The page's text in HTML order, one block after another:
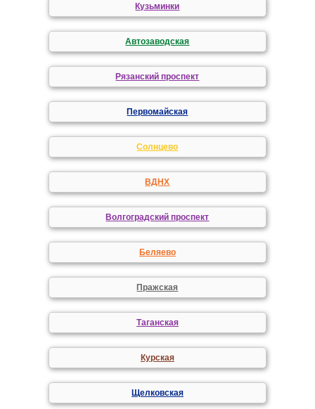
Кузьминки
Автозаводская
Рязанский проспект
Первомайская
Солнцево
ВДНХ
Волгоградский проспект
Беляево
Пражская
Таганская
Курская
Щелковская